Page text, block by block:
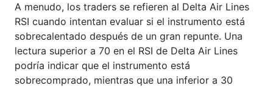
A menudo, los traders se refieren al Delta Air Lines
RSI cuando intentan evaluar si el instrumento está
sobrecalentado después de un gran repunte. Una
lectura superior a 70 en el RSI de Delta Air Lines
podría indicar que el instrumento está
sobrecomprado, mientras que una inferior a 30